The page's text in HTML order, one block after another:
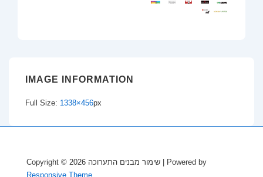
IMAGE INFORMATION
Full Size: 1338×456px
Copyright © 2026
| Powered by
Responsive Theme